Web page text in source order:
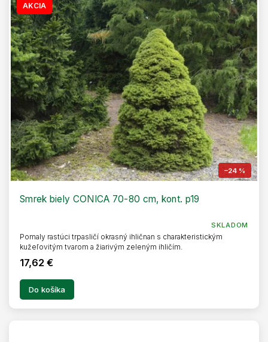
AKCIA
–24 %
Smrek biely CONICA 70-80 cm, kont. p19
SKLADOM
17,62 €
Do košíka
Pomaly rastúci trpasličí okrasný ihličnan s charakteristickým
kužeľovitým tvarom a žiarivým zeleným ihličím.